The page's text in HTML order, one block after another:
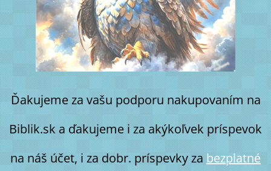
Ďakujeme za vašu podporu nakupovaním na
Biblik.sk a ďakujeme i za akýkoľvek príspevok
na náš účet, i za dobr. príspevky za bezplatné